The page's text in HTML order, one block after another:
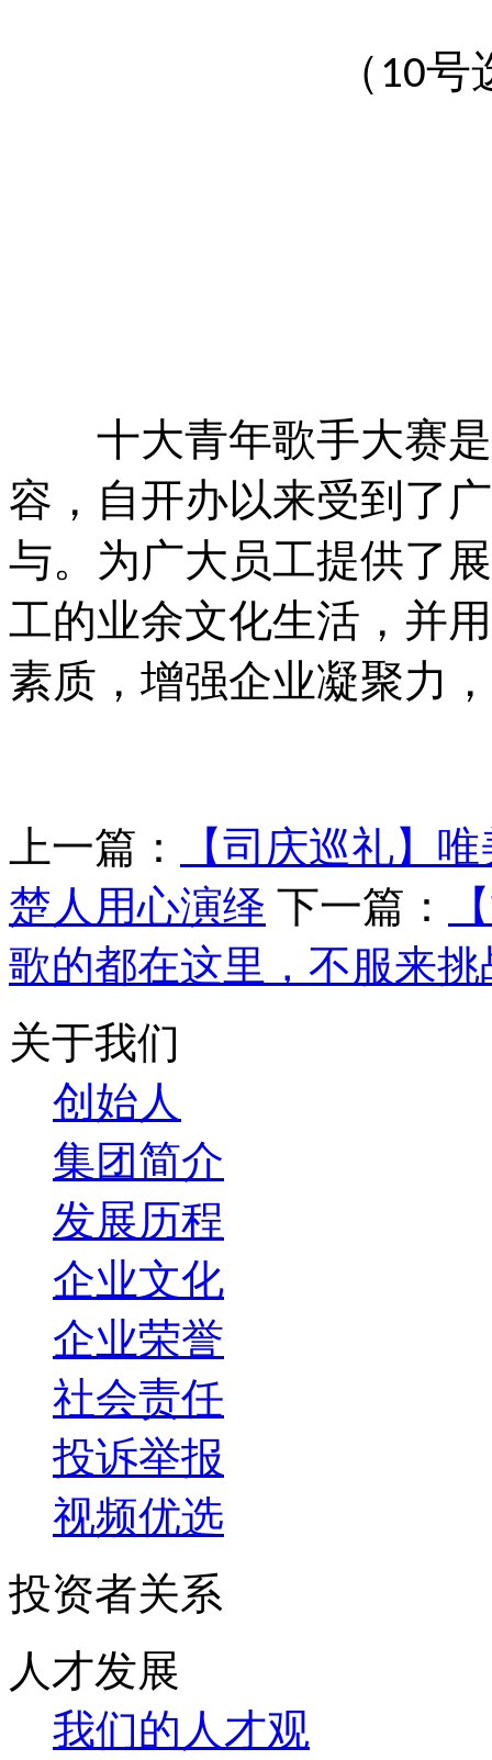
（10号
十大青年歌手大赛是
容，自开办以来受到了
与。 为广大员工提供了
工的业余文化生活，并
素质，增强企业凝聚力
上一篇：
【司庆巡礼】
楚人用心演绎 下一篇：
歌的都在这里，不服来挑
关于我们
创始人
集团简介
发展历程
企业文化
企业荣誉
社会责任
投诉举报
视频优选
投资者关系
人才发展
我们的人才观